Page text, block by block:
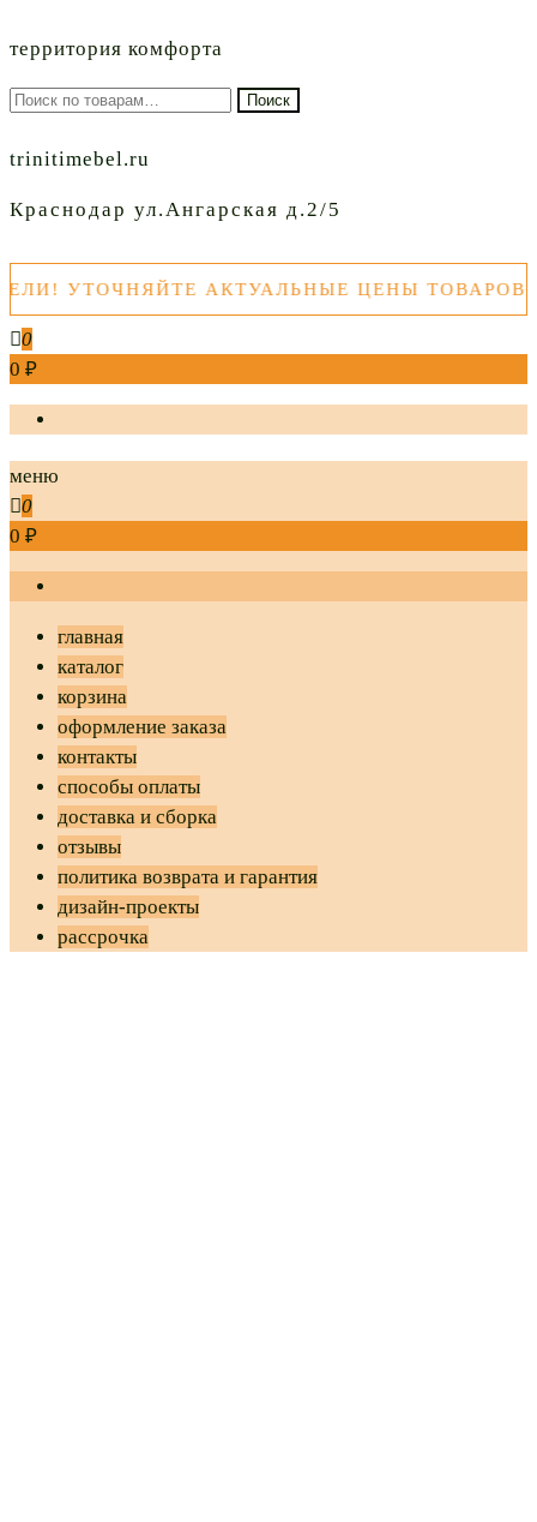
территория комфорта
Искать: Поиск
trinitimebel.ru
Краснодар ул.Ангарская д.2/5
УТОЧНЯЙТЕ АКТУАЛЬНЫЕ ЦЕНЫ ТОВАРОВ
0
0 ₽
меню
0
0 ₽
главная
каталог
корзина
оформление заказа
контакты
способы оплаты
доставка и сборка
отзывы
политика возврата и гарантия
дизайн-проекты
рассрочка